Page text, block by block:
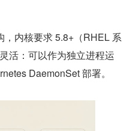
，内核要求 5.8+（RHEL 系
活：可以作为独立进程运
DaemonSet 部署。